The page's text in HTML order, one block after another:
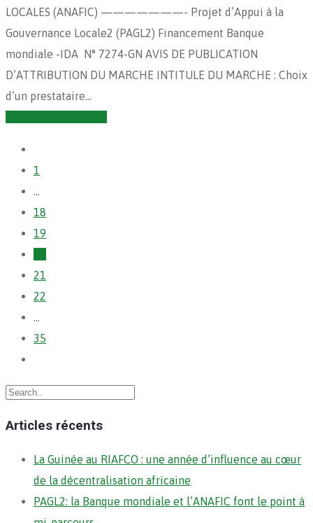
LOCALES (ANAFIC) ———————- Projet d’Appui à la
Gouvernance Locale2 (PAGL2) Financement Banque
mondiale -IDA N° 7274-GN AVIS DE PUBLICATION
D’ATTRIBUTION DU MARCHE INTITULE DU MARCHE : Choix
d’un prestataire…
1
…
18
19
21
22
…
35
Articles récents
La Guinée au RIAFCO : une année d’influence au cœur
de la décentralisation africaine
PAGL2: la Banque mondiale et l’ANAFIC font le point à